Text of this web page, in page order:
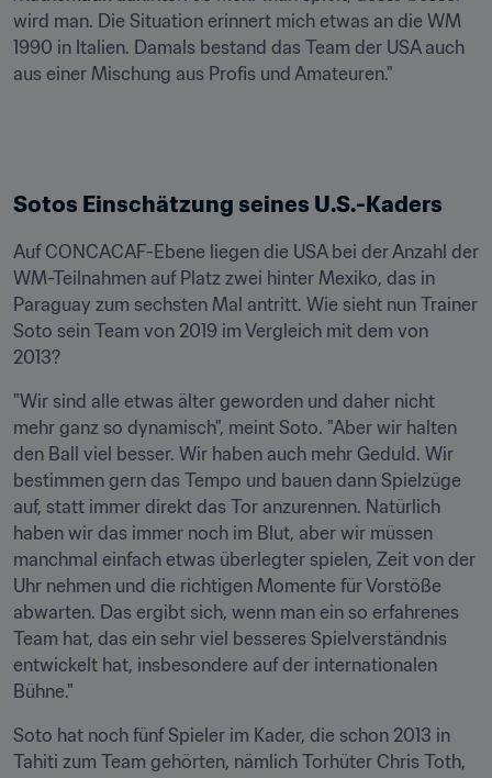
wird man. Die Situation erinnert mich etwas an die WM
1990 in Italien. Damals bestand das Team der USA auch
aus einer Mischung aus Profis und Amateuren."
Sotos Einschätzung seines U.S.-Kaders
Auf CONCACAF-Ebene liegen die USA bei der Anzahl der
WM-Teilnahmen auf Platz zwei hinter Mexiko, das in
Paraguay zum sechsten Mal antritt. Wie sieht nun Trainer
Soto sein Team von 2019 im Vergleich mit dem von
2013?
"Wir sind alle etwas älter geworden und daher nicht
mehr ganz so dynamisch", meint Soto. "Aber wir halten
den Ball viel besser. Wir haben auch mehr Geduld. Wir
bestimmen gern das Tempo und bauen dann Spielzüge
auf, statt immer direkt das Tor anzurennen. Natürlich
haben wir das immer noch im Blut, aber wir müssen
manchmal einfach etwas überlegter spielen, Zeit von der
Uhr nehmen und die richtigen Momente für Vorstöße
abwarten. Das ergibt sich, wenn man ein so erfahrenes
Team hat, das ein sehr viel besseres Spielverständnis
entwickelt hat, insbesondere auf der internationalen
Bühne."
Soto hat noch fünf Spieler im Kader, die schon 2013 in
Tahiti zum Team gehörten, nämlich Torhüter Chris Toth,